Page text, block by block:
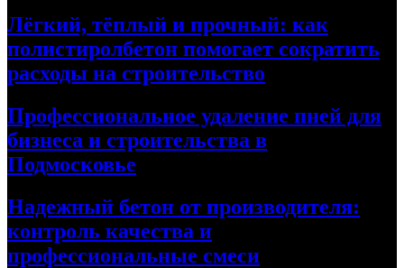
Лёгкий, тёплый и прочный: как
полистиролбетон помогает сократить
расходы на строительство
Профессиональное удаление пней для
бизнеса и строительства в
Подмосковье
Надежный бетон от производителя:
контроль качества и
профессиональные смеси